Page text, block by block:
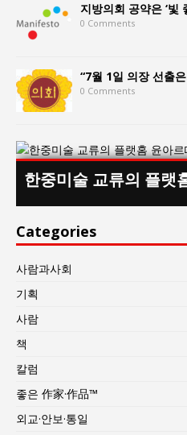
지방의회 공약은 ‘빛
0 Comments
“7월 1일 의장 선출은
0 Comments
한중미술 교류의 플랫
Categories
사람과사회
기획
사람
책
칼럼
좋은 作家·作品™
외교·안보·통일